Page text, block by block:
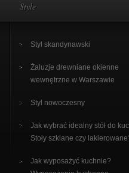
Style
Styl skandynawski
Żaluzje drewniane okienne
wewnętrzne w Warszawie
Styl nowoczesny
Jak wybrać idealny stół do
Stoły szklane czy
Jak wyposażyć kuchnie?